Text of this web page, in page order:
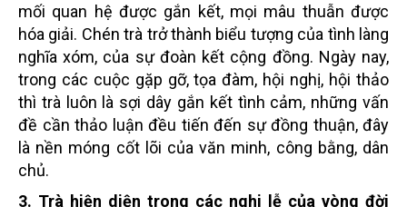
mối quan hệ được gắn kết, mọi mâu thuẫn được
hóa giải. Chén trà trở thành biểu tượng của tình làng
nghĩa xóm, của sự đoàn kết cộng đồng. Ngày nay,
trong các cuộc gặp gỡ, tọa đàm, hội nghị, hội thảo
thì trà luôn là sợi dây gắn kết tình cảm, những vấn
đề cần thảo luận đều tiến đến sự đồng thuận, đây
là nền móng cốt lõi của văn minh, công bằng, dân
chủ.
3. Trà hiện diện trong các nghi lễ của vòng đời